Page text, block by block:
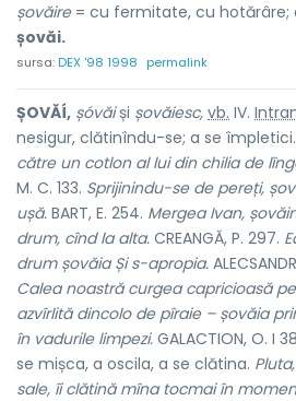
șovăire= cu fermitate, cu hotărâre;
șovăi.
sursa:DEX '98 1998 permalink
ȘOVĂÍ, șóvăiși șovăiesc, vb. IV.
nesigur, clătinîndu-se; a se împletici.
către un cotlon al lui din chilia de
M. C. 133. Sprijinindu-se de pereți,
ușă. BART, E. 254. Mergea Ivan,
drum, cînd la alta. CREANGĂ, P. 297.
drum șovăia Și s-apropia.
Calea noastră curgea capricioasă
azvîrlită dincolo de pîraie – șovăia
în vadurile limpezi. GALACTION, O. I
se mișca, a oscila, a se clătina.
sale, îi clătină mîna tocmai în